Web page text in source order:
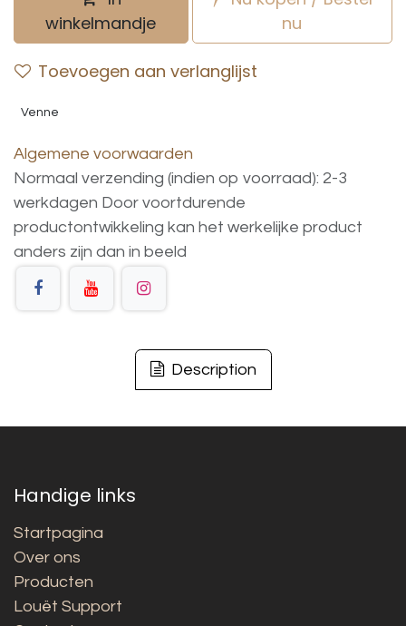
winkelmandje
nu
Toevoegen aan verlanglijst
Venne
Algemene voorwaarden
Normaal verzending (indien op voorraad): 2-3
werkdagen Door voortdurende
productontwikkeling kan het werkelijke product
anders zijn dan in beeld
Description
Handige links
Startpagina
Over ons
Producten
Louët Support